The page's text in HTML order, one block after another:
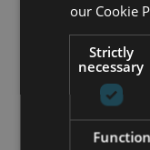
our Cookie
Strictly
necessary